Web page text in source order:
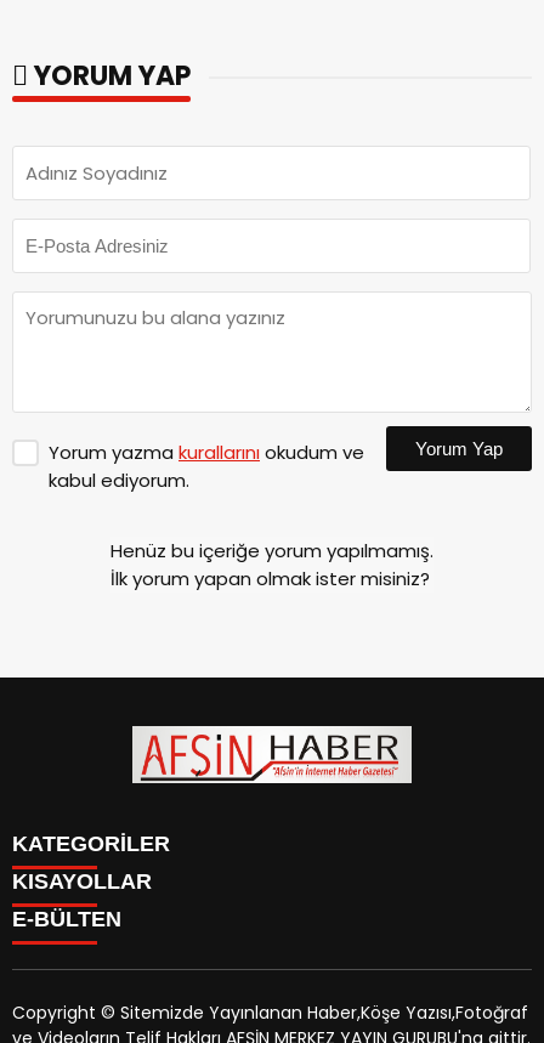
YORUM YAP
Yorum yazma kurallarınıokudum ve
kabul ediyorum.
Yorum Yap
Henüz bu içeriğe yorum yapılmamış.
İlk yorum yapan olmak ister misiniz?
KATEGORİLER
SİYASET
EĞİTİM
MAGAZİN
MANŞETLER
KISAYOLLAR
SİYASET
EĞİTİM
KÜLTÜR SANAT
E-BÜLTEN
Copyright © Sitemizde Yayınlanan Haber,Köşe Yazısı,Fotoğraf
ve Videoların Telif Hakları AFŞİN MERKEZ YAYIN GURUBU'na aittir.